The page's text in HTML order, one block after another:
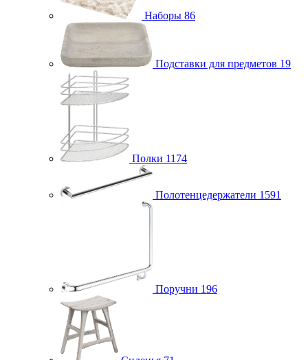
Наборы 86
Подставки для предметов 19
Полки 1174
Полотенцедержатели 1591
Поручни 196